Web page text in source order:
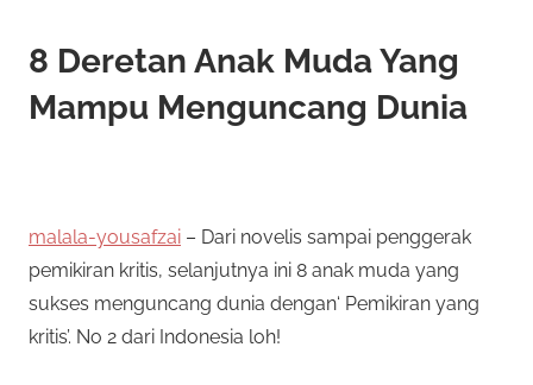
8 Deretan Anak Muda Yang
Mampu Menguncang Dunia
malala-yousafzai – Dari novelis sampai penggerak
pemikiran kritis, selanjutnya ini 8 anak muda yang
sukses menguncang dunia dengan‘ Pemikiran yang
kritis’. No 2 dari Indonesia loh!